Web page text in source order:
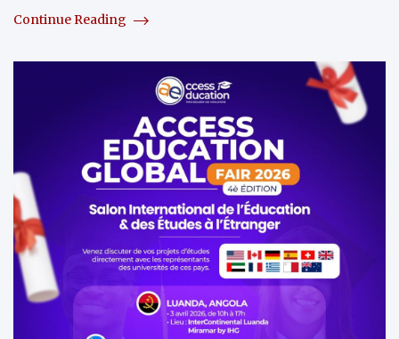
Continue Reading